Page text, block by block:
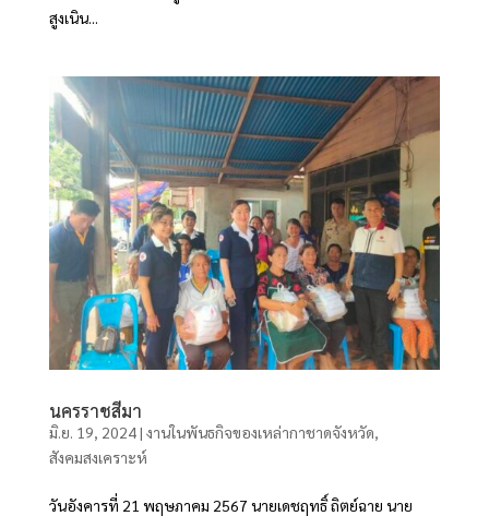
สูงเนิน...
นครราชสีมา
มิ.ย. 19, 2024| งานในพันธกิจของเหล่ากาชาดจังหวัด,
สังคมสงเคราะห์
วันอังคารที่ 21 พฤษภาคม 2567 นายเดชฤทธิ์ ถิตย์ฉาย นาย